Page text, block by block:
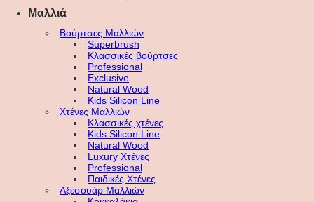
Μαλλιά
Βούρτσες Μαλλιών
Superbrush
Κλασσικές βούρτσες
Professional
Exclusive
Natural Wood
Kids Silicon Line
Χτένες Μαλλιών
Κλασσικές χτένες
Kids Silicon Line
Natural Wood
Luxury Χτένες
Professional
Παιδικές Χτένες
Αξεσουάρ Μαλλιών